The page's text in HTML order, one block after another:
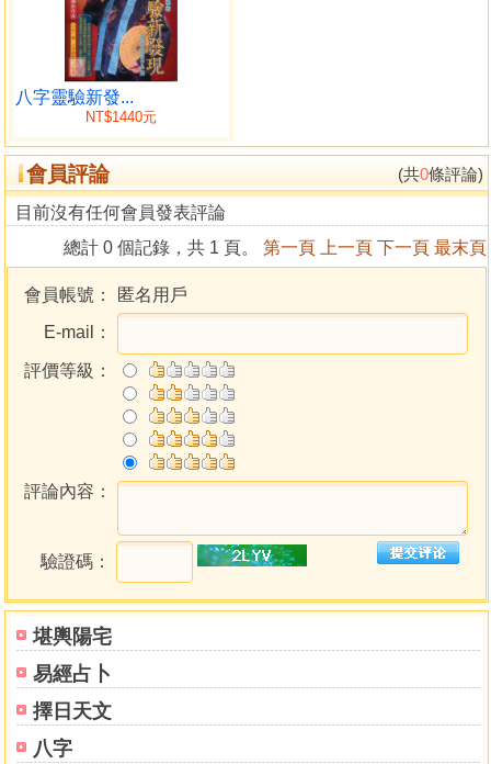
堪輿陽宅
易經占卜
擇日天文
八字
成功技術，可説是同類書中從來未提及。
此書是一本超越改運學的好書，從人心出發，與我傳統
的改運書有點不同，此書的寫法是更能從哲學、心靈、實用
的角度上，探討改運的真相。而其中的嘉言雋語，句句發人
深省，可見此書最宜放在枕頭旁好好閲讀，此書不是一口氣
可看完的作品，而是永久存珍的妙書，任何時間，任何年
歲，任何際遇……，任何時空看此書，此書都不會令你失
望。
因此小友説，這將是李居明最能傳世的書籍，歷久常
新，無論在任何世代，此書都具教育的功能，是一本老師會
再看的奇書，而此書作為送禮的禮物，是最深情又具建設性
的。我的願望，希能在以後的日子，多為大家寫此種題材的
書，我也會把此書放在枕邊，用作紅塵手冊來相陪。
但緊記，要信賴，不要依賴。
李居明序於乙酉初夏暹羅湖畔
〈序〉紅塵手冊長伴枕邊
〈第一章〉改運的思想法要
人生有太多誤解令我們墮入苦難……
〈第二章〉改運的嘉言智慧
一生中無論直彎順逆，可貴在細味品嚐……
〈第三章〉每一天的改運技術
從眼睛打開到閉合，每一天我們錯過了多少……
〈第四章〉新的一年改運兵法
讓這些文字來清洗你，刺激你，豐盛你……
八字靈驗新發...
NT$1440元
會員評論 (共0條評論)
目前沒有任何會員發表評論
總計 0 個記錄，共 1 頁。 第一頁 上一頁 下一頁 最末頁
會員帳號：
匿名用戶
E-mail：
評價等級：
評論內容：
驗證碼：